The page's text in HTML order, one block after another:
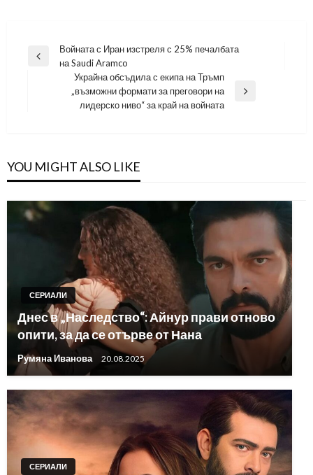
Навигация
Previous
Войната с Иран изстреля с 25% печалбата
на Saudi Aramco
Украйна обсъдила с екипа на Тръмп
„възможни формати за преговори на
лидерско ниво“ за край на войната
YOU MIGHT ALSO LIKE
СЕРИАЛИ
Днес в „Наследство“: Айнур прави отново
опити, за да се отърве от Нана
Румяна Иванова 20.08.2025
СЕРИАЛИ